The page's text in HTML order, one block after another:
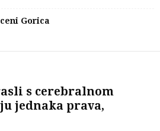
Gorica
s cerebralnom
jednaka prava,